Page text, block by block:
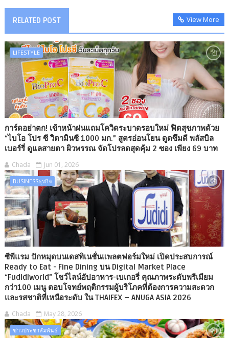
RELATED POST View More
LIFESTYLE
การ์ดอย่าตก! เข้าหน้าฝนแถมโควิดระบาดรอบใหม่ ฟิตสุขภาพด้วย
“ไบโอ โปร ซี วิตามินซี 1000 มก.” สูตรอ่อนโยน ดูดซึมดี พลัสบิล
เบอร์รี่ ดูแลสายตา ผิวพรรณ จัดโปรลดสุดคุ้ม 2 ซอง เพียง 69 บาท
Chada Jun 01, 2026
BUSINESSธุรกิจ
ซีพีแรม ปักหมุดบนเดสทิเนชั่นแพลตฟอร์มใหม่ เปิดประสบการณ์
Ready to Eat - Fine Dining บน Digital Market Place
“Fudidiworld” โชว์ไลน์อัปอาหาร-เบเกอรี่ คุณภาพระดับพรีเมียม
กว่า100 เมนู ตอบโจทย์พฤติกรรมผู้บริโภคที่ต้องการความสะดวก
และรสชาติที่เหนือระดับ ใน THAIFEX – ANUGA ASIA 2026
Chada May 28, 2026
ข่าวประชาสัมพันธ์